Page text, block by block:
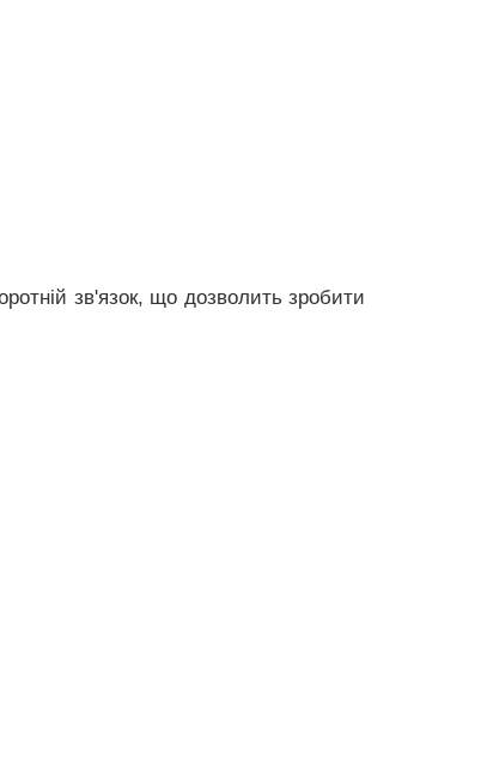
зв'язок, що дозволить зробити